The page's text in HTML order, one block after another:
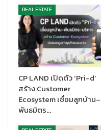
นอกจากสิทธิพิเศษและ
ต่างๆ เช่นค่าใช้จ่ายในการโ
เดอะฟอเรสเทียส์ เพทโทเปี
เทียส์ เดสทิเนีย และยกเว้น
เบอร์รี่โกรฟ เดอะ ฟอเรสเ
โครงการทั้งหมดภายใต้แบร
เน้นการสร้างสรรค์สังคมที่เ
being) พร้อมมอบประสบก
REAL ESTATE
CP LAND เปิดตัว ‘Pri-d’
สร้าง Customer
Ecosystem เชื่อมลูกบ้าน–
พันธมิตร…